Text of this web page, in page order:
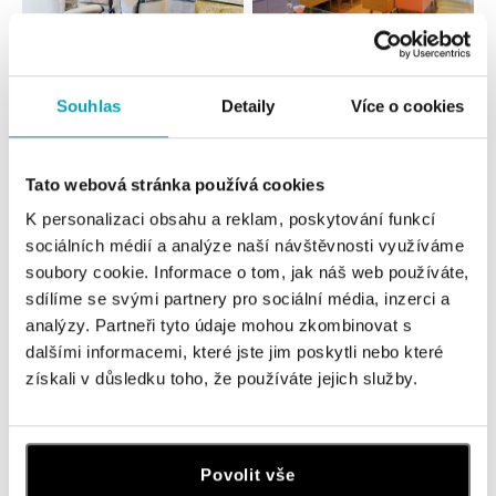
Souhlas Detaily Více o cookies
Tato webová stránka používá cookies
K personalizaci obsahu a reklam, poskytování funkcí
sociálních médií a analýze naší návštěvnosti využíváme
soubory cookie. Informace o tom, jak náš web používáte,
sdílíme se svými partnery pro sociální média, inzerci a
analýzy. Partneři tyto údaje mohou zkombinovat s
dalšími informacemi, které jste jim poskytli nebo které
získali v důsledku toho, že používáte jejich služby.
Povolit vše
Hlavná 123/1, 040 01 Košice
tel.: +421 911 854 322, +421 917 869 485
dnes otvorené do 19:00
ALOve OC Aupark, Bratislava
Einsteinova 3541/18, 851 01 Bratislava
tel.: +421917090556
dnes otvorené do 21:00
Pribinova 8, 811 09 Bratislava